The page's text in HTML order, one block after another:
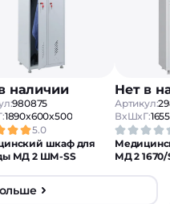
наличии
980875
1890x600x500
5.0
шкаф для
МД 2 ШМ-SS
Нет в
Артикул:
ВxШxГ:
МД 2 1670/